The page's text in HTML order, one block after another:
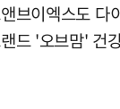
브이엑스도 다
드 '오브맘' 건